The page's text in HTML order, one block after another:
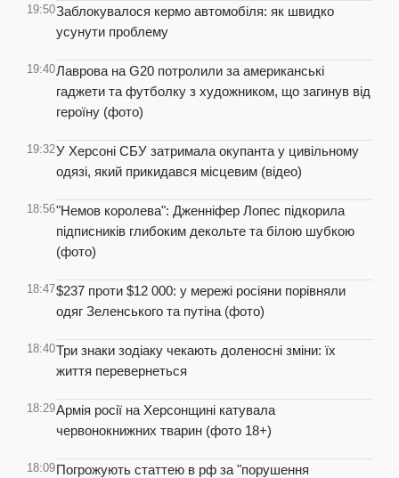
19:50Заблокувалося кермо автомобіля: як швидко
усунути проблему
19:40Лаврова на G20 потролили за американські
гаджети та футболку з художником, що загинув від
героїну (фото)
19:32У Херсоні СБУ затримала окупанта у цивільному
одязі, який прикидався місцевим (відео)
18:56"Немов королева": Дженніфер Лопес підкорила
підписників глибоким декольте та білою шубкою
(фото)
18:47$237 проти $12 000: у мережі росіяни порівняли
одяг Зеленського та путіна (фото)
18:40Три знаки зодіаку чекають доленосні зміни: їх
життя перевернеться
18:29Армія росії на Херсонщині катувала
червонокнижних тварин (фото 18+)
18:09Погрожують статтею в рф за "порушення